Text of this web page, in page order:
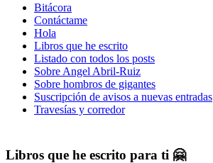
Bitácora
Contáctame
Hola
Libros que he escrito
Listado con todos los posts
Sobre Angel Abril-Ruiz
Sobre hombros de gigantes
Suscripción de avisos a nuevas entradas
Travesías y corredor
Libros que he escrito para ti 🤗